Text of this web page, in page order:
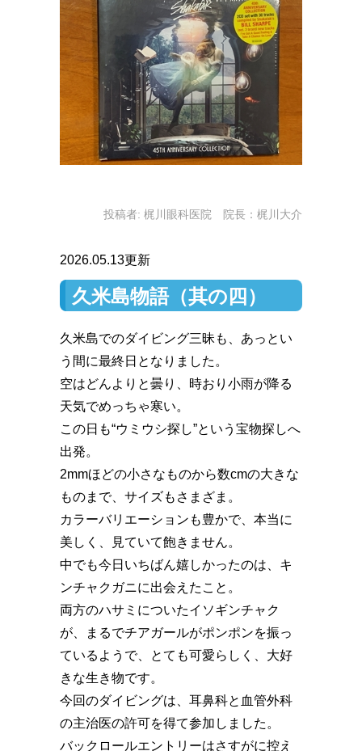
投稿者: 梶川眼科医院 院長：梶川大介
2026.05.13更新
久米島物語（其の四）
久米島でのダイビング三昧も、あっとい
う間に最終日となりました。
空はどんよりと曇り、時おり小雨が降る
天気でめっちゃ寒い。
この日も“ウミウシ探し”という宝物探しへ
出発。
2mmほどの小さなものから数cmの大きな
ものまで、サイズもさまざま。
カラーバリエーションも豊かで、本当に
美しく、見ていて飽きません。
中でも今日いちばん嬉しかったのは、キ
ンチャクガニに出会えたこと。
両方のハサミについたイソギンチャク
が、まるでチアガールがポンポンを振っ
ているようで、とても可愛らしく、大好
きな生き物です。
今回のダイビングは、耳鼻科と血管外科
の主治医の許可を得て参加しました。
バックロールエントリーはさすがに控え